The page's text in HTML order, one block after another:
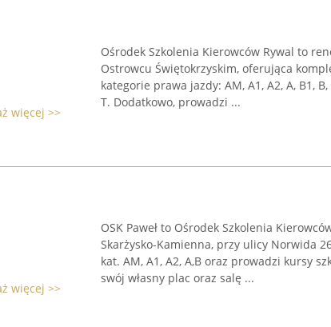
więcej >>
Ośrodek Szkolenia Kierowców Rywal to
Ostrowcu Świętokrzyskim, oferująca
kategorie prawa jazdy: AM, A1, A2, A, B1, B,
T. Dodatkowo, prowadzi ...
więcej >>
OSK Paweł to Ośrodek Szkolenia
Skarżysko-Kamienna, przy ulicy Norwida
kat. AM, A1, A2, A,B oraz prowadzi kursy
swój własny plac oraz salę ...